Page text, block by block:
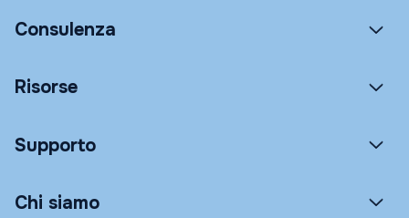
Consulenza
Risorse
Supporto
Chi siamo